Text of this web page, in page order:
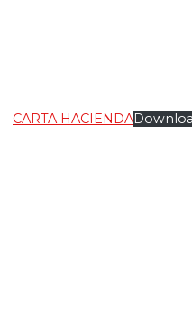
CARTA HACIENDA